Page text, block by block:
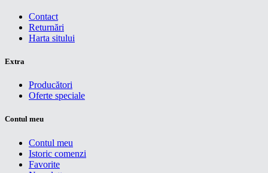
Contact
Returnări
Harta sitului
Extra
Producători
Oferte speciale
Contul meu
Contul meu
Istoric comenzi
Favorite